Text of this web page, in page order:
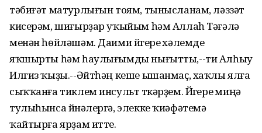
тәбиғәт матурлығын тоям, тынысланам, ләззәт
кисерәм, шиғырҙар уҡыйым һәм Аллаһ Тәғәлә
менән һөйләшәм. Даими йүгереү хәлемде
яҡшырты һәм һаулығымды нығытты,--ти Алһыу
Илгиз ҡыҙы.--Әйтһәң кеше ышанмаҫ, хаҡлы ялға
сыҡҡанға тиклем инсульт үткәрҙем. Йүгереү миңә
тулыһынса йүнәлергә, элекке ҡиәфәтемә
ҡайтырға ярҙам итте.